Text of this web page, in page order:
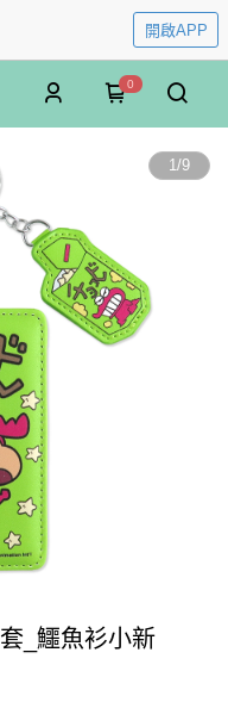
開啟APP
0
1/9
_鱷魚衫小新